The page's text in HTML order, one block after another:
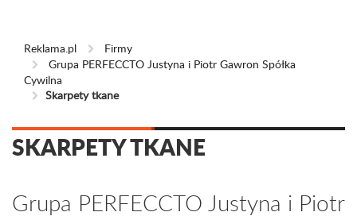
Reklama.pl
Firmy
Grupa PERFECCTO Justyna i Piotr Gawron Spółka
Cywilna
Skarpety tkane
SKARPETY TKANE
Grupa PERFECCTO Justyna i Piotr